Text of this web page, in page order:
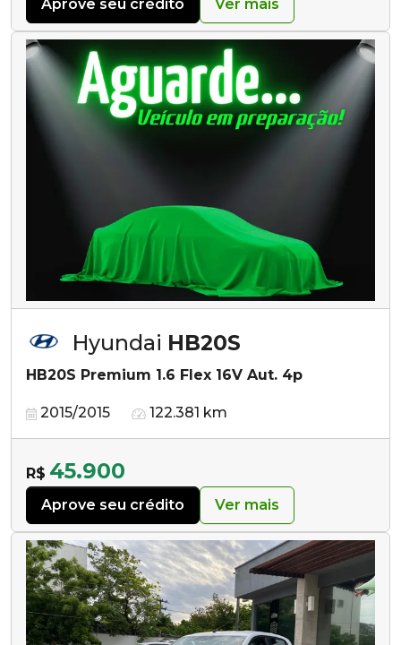
Aprove seu crédito Ver mais
Hyundai HB20S
HB20S Premium 1.6 Flex 16V Aut. 4p
2015/2015 122.381 km
R$ 45.900
Aprove seu crédito Ver mais